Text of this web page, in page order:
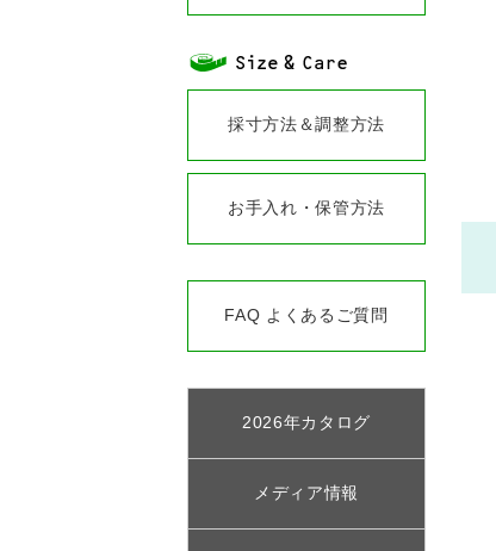
採寸方法＆調整方法
お手入れ・保管方法
FAQ よくあるご質問
2026年カタログ
メディア情報